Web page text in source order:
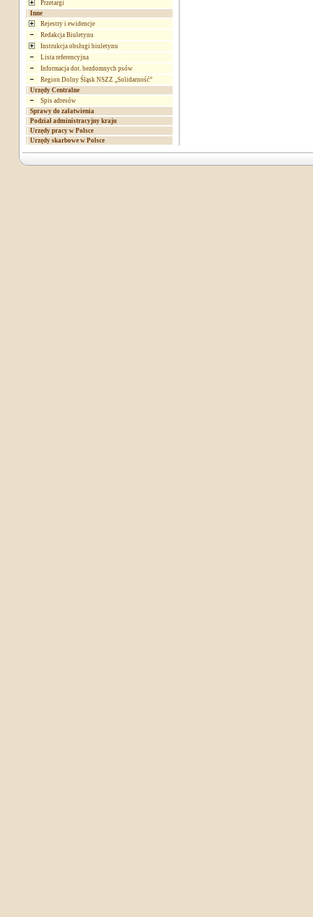
Przetargi
Inne
Rejestry i ewidencje
Redakcja Biuletynu
Instrukcja obsługi biuletynu
Lista referencyjna
Informacja dot. bezdomnych psów
Region Dolny Śląsk NSZZ „Solidarność”
Urzędy Centralne
Spis adresów
Sprawy do załatwienia
Podział administracyjny kraju
Urzędy pracy w Polsce
Urzędy skarbowe w Polsce